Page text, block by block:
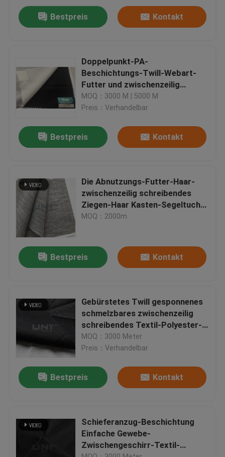
Produkte
Über uns
Werksbesichtigung
Kontakt mit uns
Neuigkeiten
Rechtssachen
Bitte um ein Angebot
Schmelzbares Zwischenzeilig schreiben
Gewebe für M
Bestpreis Kontakt
Doppelpunkt-PA-
Beschichtungs-Twill-Webart-
Futter und zwischenzeilig
schreibender Stoff
umweltfreundlich
MOQ：3000 M | 5000 M
Preis：Verhandelbar
Bestpreis Kontakt
Die Abnutzungs-Futter-Haar-
zwischenzeilig schreibendes
Ziegen-Haar Kasten-Segeltuch-
Haar-der zwischenzeilig
Gewebe für M
MOQ：2000m
Bestpreis Kontakt
Gebürstetes Twill gesponnenes
schmelzbares zwischenzeilig
schreibendes Textil-Polyester-
dickflüssiges Mischfutter für
Mann-Klage
MOQ：3000 Meter
Preis：Verhandelbar
Bestpreis Kontakt
Schieferanzug-Beschichtung
Einfache Gewebe-
Zwischengeschirr-Textil-